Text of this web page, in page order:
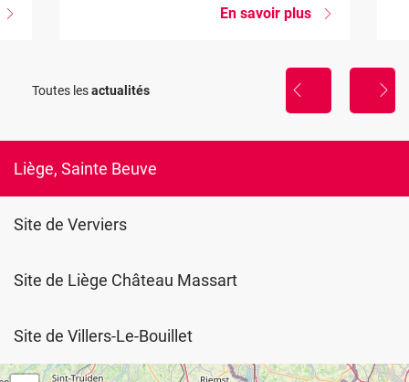
En savoir plus sur
à
anticipez
de
Toutes lesactualités
Liège, Sainte Beuve
Site de Verviers
Site de Liège Château Massart
Site de Villers-Le-Bouillet